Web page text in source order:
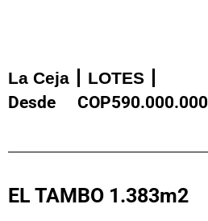
La Ceja LOTES
Desde COP590.000.000
EL TAMBO 1.383m2